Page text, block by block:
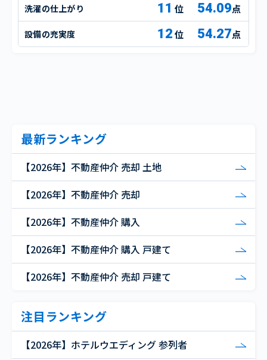
洗濯の仕上がり 11 54.09点
設備の充実度 12 54.27点
最新ランキング
【2026年】不動産仲介 売却 土地
【2026年】不動産仲介 売却
【2026年】不動産仲介 購入
【2026年】不動産仲介 購入 戸建て
【2026年】不動産仲介 売却 戸建て
注目ランキング
【2026年】ホテルウエディング 参列者